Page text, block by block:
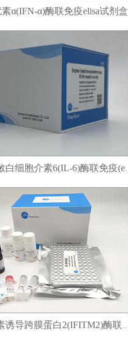
素α(IFN-α)酶联免疫elisa试剂盒